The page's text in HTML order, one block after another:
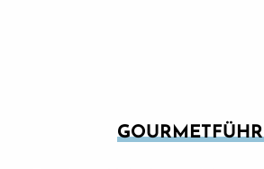
Restaurant Le 26